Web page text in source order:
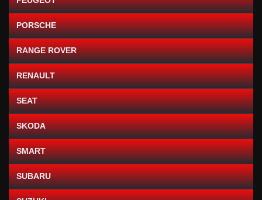
PORSCHE
RANGE ROVER
RENAULT
SEAT
SKODA
SMART
SUBARU